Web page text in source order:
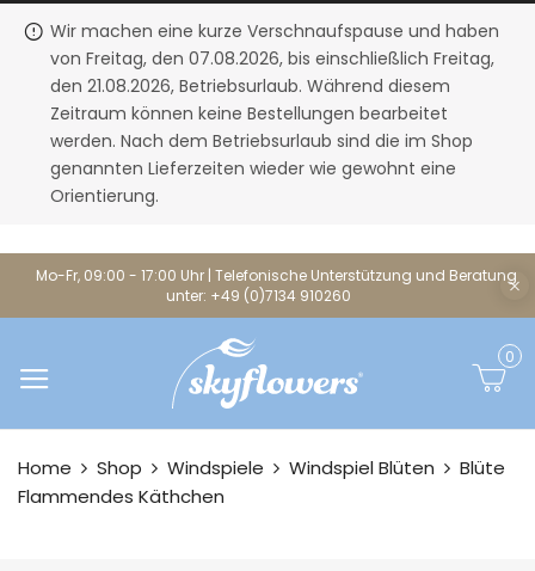
Wir machen eine kurze Verschnaufspause und haben
von Freitag, den 07.08.2026, bis einschließlich Freitag,
den 21.08.2026, Betriebsurlaub. Während diesem
Zeitraum können keine Bestellungen bearbeitet
werden. Nach dem Betriebsurlaub sind die im Shop
genannten Lieferzeiten wieder wie gewohnt eine
Orientierung.
Mo-Fr, 09:00 - 17:00 Uhr | Telefonische Unterstützung und Beratung
unter: +49 (0)7134 910260
0
Home Shop Windspiele Windspiel Blüten
Blüte
Flammendes Käthchen